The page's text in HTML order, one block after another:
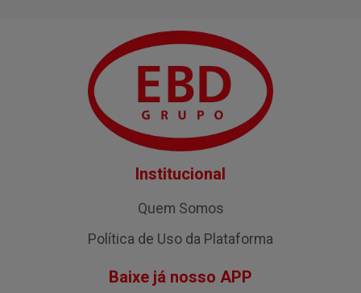
Institucional
Quem Somos
Política de Uso da Plataforma
Baixe já nosso APP